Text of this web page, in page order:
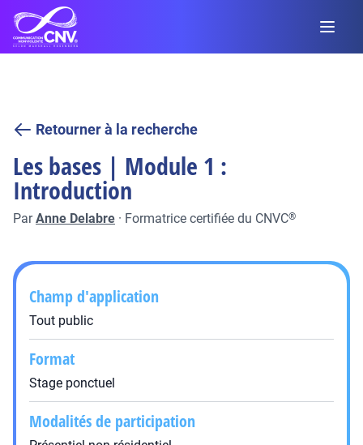
Retourner à la recherche
Les bases | Module 1 :
Introduction
ParAnne Delabre · Formatrice certifiée du CNVC®
Champ d'application
Tout public
Format
Stage ponctuel
Modalités de participation